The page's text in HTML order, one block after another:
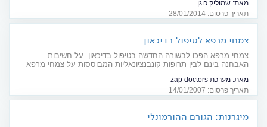
מאת: שמוליק כוגן
תאריך פרסום: 28/01/2014
צמחי מרפא לטיפול בדיכאון
צמחי מרפא הפכו לבשורה החדשה בטיפול בדיכאון. על חשיבות
האבחנה בינם לבין תרופות קונבנציונאליות המבוססות על צמחי מרפא
מאת: מערכת zap doctors
תאריך פרסום: 14/01/2007
מיגרנות: הגורם ההורמונלי